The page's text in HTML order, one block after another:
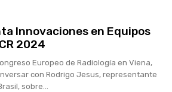
Innovaciones en Equipos
2024
Europeo de Radiología en Viena,
con Rodrigo Jesus, representante
sobre...